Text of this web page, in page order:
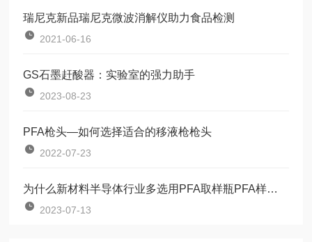
瑞尼克新品瑞尼克微波消解仪助力食品检测
2021-06-16
GS石墨赶酸器：实验室的强力助手
2023-08-23
PFA枪头—如何选择适合的移液枪枪头
2022-07-23
为什么新材料半导体行业多选用PFA取样瓶PFA样品瓶
2023-07-13